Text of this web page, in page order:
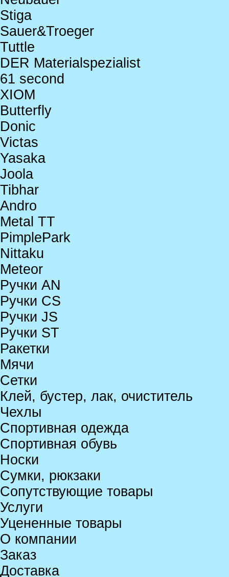
Stiga
Sauer&Troeger
Tuttle
DER Materialspezialist
61 second
XIOM
Butterfly
Donic
Victas
Yasaka
Joola
Tibhar
Andro
Metal TT
PimplePark
Nittaku
Meteor
Ручки AN
Ручки CS
Ручки JS
Ручки ST
Ракетки
Мячи
Сетки
Клей, бустер, лак, очиститель
Чехлы
Спортивная одежда
Спортивная обувь
Носки
Сумки, рюкзаки
Сопутствующие товары
Услуги
Уцененные товары
О компании
Заказ
Доставка